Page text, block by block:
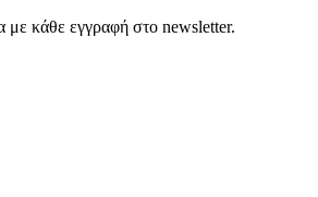
με κάθε εγγραφή στο newsletter.